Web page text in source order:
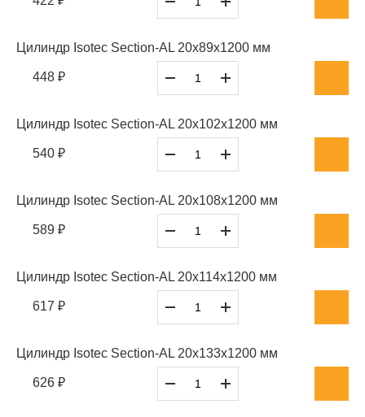
Цилиндр Isotec Section-AL 20x89x1200 мм
448 ₽
Цилиндр Isotec Section-AL 20x102x1200 мм
540 ₽
Цилиндр Isotec Section-AL 20x108x1200 мм
589 ₽
Цилиндр Isotec Section-AL 20x114x1200 мм
617 ₽
Цилиндр Isotec Section-AL 20x133x1200 мм
626 ₽